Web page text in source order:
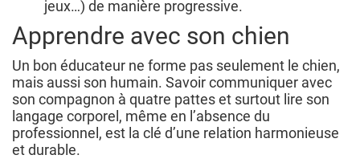
jeux…) de manière progressive.
Apprendre avec son chien
Un bon éducateur ne forme pas seulement le chien,
mais aussi son humain. Savoir communiquer avec
son compagnon à quatre pattes et surtout lire son
langage corporel, même en l’absence du
professionnel, est la clé d’une relation harmonieuse
et durable.